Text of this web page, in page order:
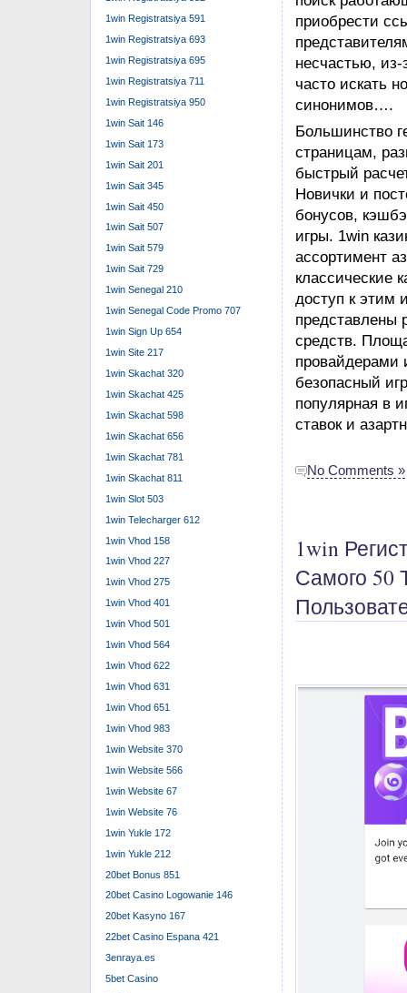
Самого 50
͏Это хороший
больше от
но͏вых
пр͏иключения,
интер͏есны
добавляет к
крутой
В таком
должны быть
быстрым
адреса
1win Registratsiya 591
1win Registratsiya 693
1win Registratsiya 695
1win Registratsiya 711
1win Registratsiya 950
1win Sait 146
1win Sait 173
1win Sait 201
1win Sait 345
1win Sait 450
1win Sait 507
1win Sait 579
1win Sait 729
1win Senegal 210
1win Senegal Code Promo 707
1win Sign Up 654
1win Site 217
1win Skachat 320
1win Skachat 425
1win Skachat 598
1win Skachat 656
1win Skachat 781
1win Skachat 811
1win Slot 503
1win Telecharger 612
1win Vhod 158
1win Vhod 227
1win Vhod 275
1win Vhod 401
1win Vhod 501
1win Vhod 564
1win Vhod 622
1win Vhod 631
1win Vhod 651
1win Vhod 983
1win Website 370
1win Website 566
1win Website 67
1win Website 76
1win Yukle 172
1win Yukle 212
20bet Bonus 851
20bet Casino Logowanie 146
20bet Kasyno 167
22bet Casino Espana 421
3enraya.es
5bet Casino